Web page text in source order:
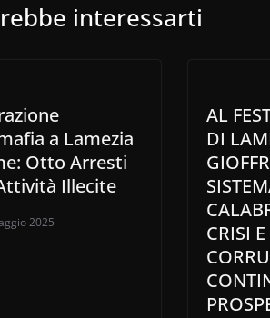
interessarti
a Lamezia
Otto Arresti
Illecite
2025
AL
DI
CRISI